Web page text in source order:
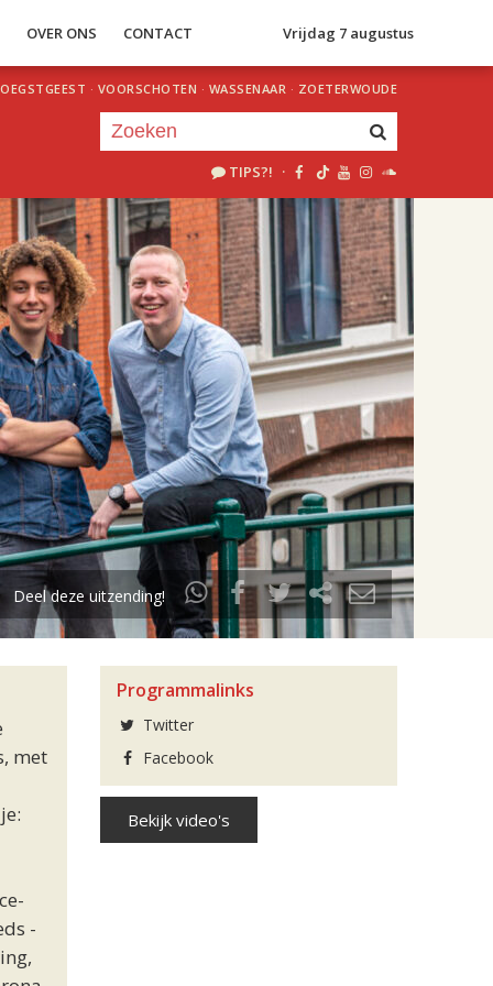
OVER ONS CONTACT Vrijdag 7 augustus
OEGSTGEEST · VOORSCHOTEN · WASSENAAR · ZOETERWOUDE
TIPS?! ·
20.00
Je luistert nu naar
uur 1 van 2
«Vorig uur Volgend uur »
Deel deze uitzending!
met
-
Programmalinks
Twitter
Facebook
Bekijk video's